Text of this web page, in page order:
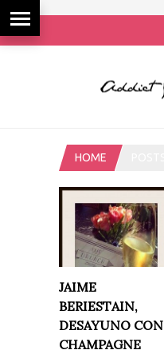
HOME
JAIME
BERIESTAIN,
DESAYUNO CON
CHAMPAGNE